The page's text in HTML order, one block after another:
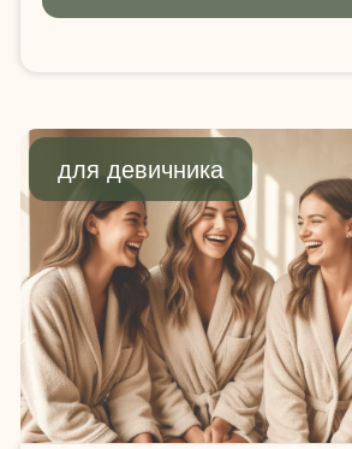
Что входит
и как
происходит